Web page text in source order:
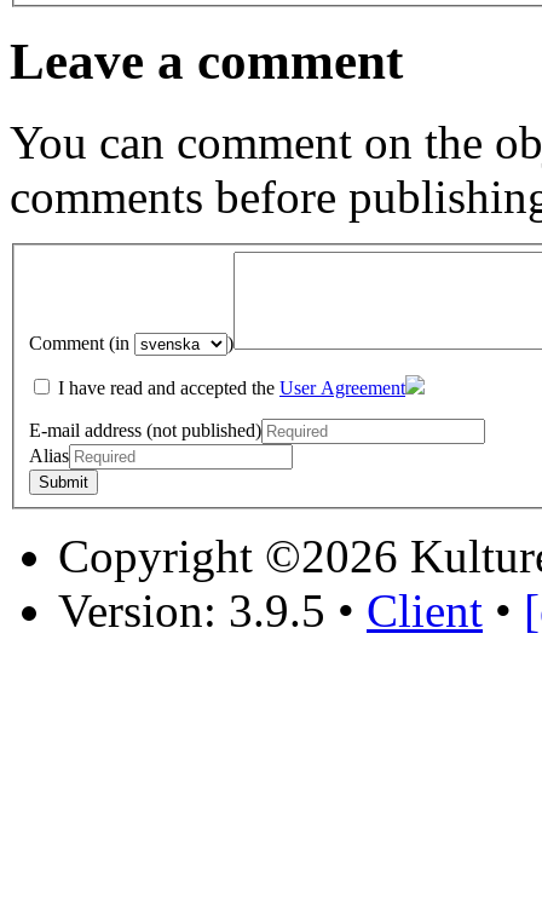
Leave a comment
You can comment on the
comments before
Comment (in )
I have read and accepted the User Agreement
E-mail address (not published)
Alias
Copyright ©2026
Version: 3.9.5 • Client •